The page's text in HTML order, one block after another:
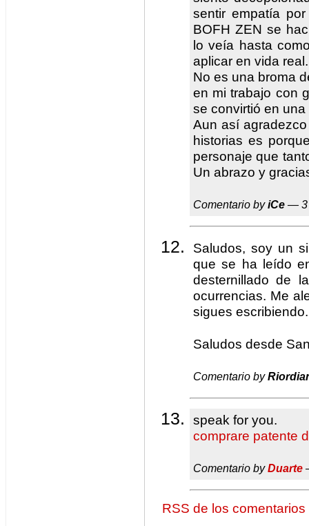
sentir empatía
BOFH ZEN se
lo veía hasta
aplicar en vida real.
No es una broma
en mi trabajo con
se convirtió en una
Aun así
historias es
personaje que
Un abrazo y
Comentario byiCe — 3
Saludos, soy un
que se ha leído
desternillado de
ocurrencias. Me
sigues escribiendo.
Saludos desde
Comentario by
speak for you.
comprare patente
Comentario byDuarte
RSS de los comentarios